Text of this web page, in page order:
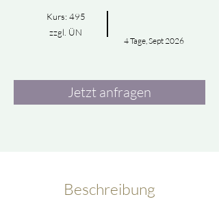
Kurs: 495
zzgl. ÜN
4 Tage, Sept 2026
Jetzt anfragen
Beschreibung